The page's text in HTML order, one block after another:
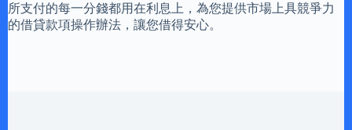
所支付的每一分錢都用在利息上，為您提供市場上具競爭力
的借貸款項操作辦法，讓您借得安心。